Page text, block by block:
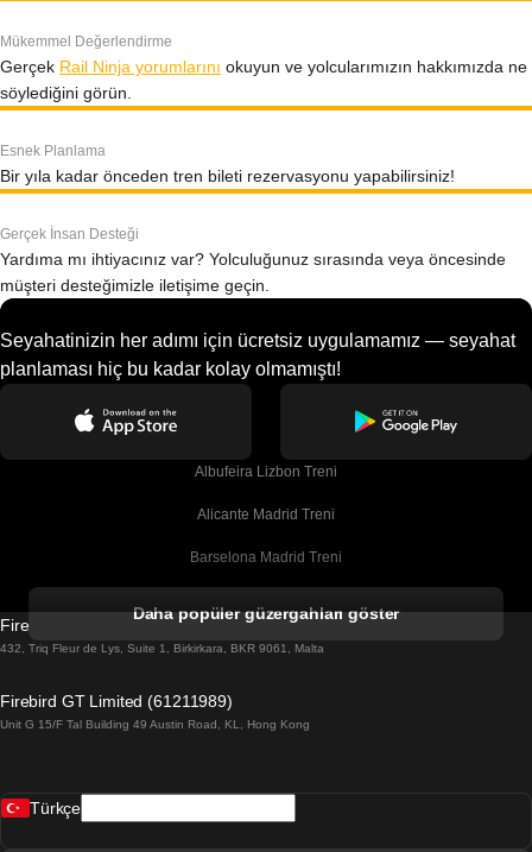
Mükemmel Değerlendirme
Gerçek Rail Ninja yorumlarını okuyun ve yolcularımızın hakkımızda ne
söylediğini görün.
Esnek Planlama
Bir yıla kadar önceden tren bileti rezervasyonu yapabilirsiniz!
Gerçek İnsan Desteği
Yardıma mı ihtiyacınız var? Yolculuğunuz sırasında veya öncesinde
müşteri desteğimizle iletişime geçin.
Seyahatinizin her adımı için ücretsiz uygulamamız — seyahat
planlaması hiç bu kadar kolay olmamıştı!
Albufeira Lizbon Treni
Alicante Madrid Treni
Barselona Madrid Treni
Barselona Sevilla Treni
Belfast Dublin Treni
Daha popüler güzergahları göster
Firebird GT Limited (OC 1451)
432, Triq Fleur de Lys, Suite 1, Birkirkara, BKR 9061, Malta
Firebird GT Limited (61211989)
Unit G 15/F Tal Building 49 Austin Road, KL, Hong Kong
Türkçe